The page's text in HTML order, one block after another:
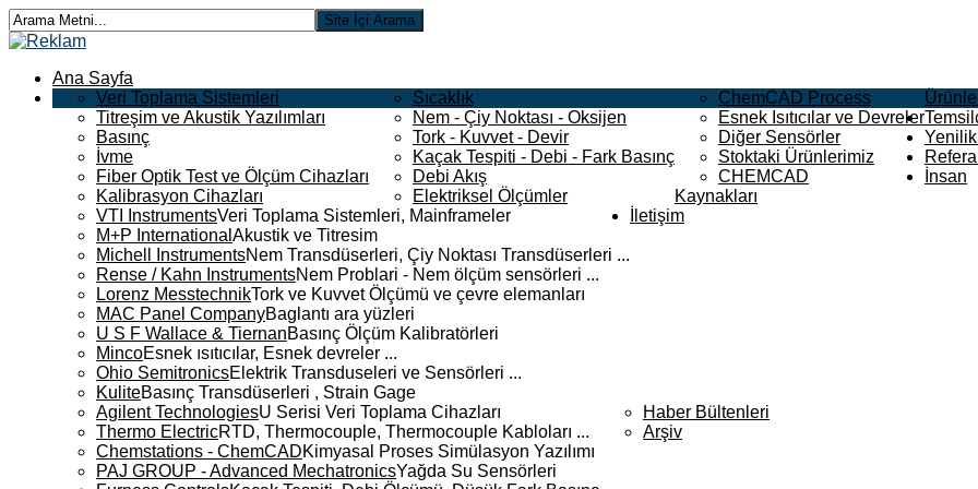
Ana Sayfa
Veri Toplama Sistemleri
Titreşim ve Akustik Yazılımları
Basınç
İvme
Fiber Optik Test ve Ölçüm Cihazları
Kalibrasyon Cihazları
Sıcaklık
Nem - Çiy Noktası - Oksijen
Tork - Kuvvet - Devir
Kaçak Tespiti - Debi - Fark Basınç
Debi Akış
Elektriksel Ölçümler
ChemCAD Process
Esnek Isıtıcılar ve Devreler
Diğer Sensörler
Stoktaki Ürünlerimiz
CHEMCAD
VTI InstrumentsVeri Toplama Sistemleri, Mainframeler
M+P International Akustik ve Titresim
Michell InstrumentsNem Transdüserleri, Çiy Noktası Transdüserleri ...
Rense / Kahn InstrumentsNem Problari - Nem ölçüm sensörleri ...
Lorenz MesstechnikTork ve Kuvvet Ölçümü ve çevre elemanları
MAC Panel CompanyBaglantı ara yüzleri
U S F Wallace & TiernanBasınç Ölçüm Kalibratörleri
MincoEsnek ısıtıcılar, Esnek devreler ...
Ohio SemitronicsElektrik Transduseleri ve Sensörleri ...
KuliteBasınç Transdüserleri , Strain Gage
Agilent TechnologiesU Serisi Veri Toplama Cihazları
Thermo ElectricRTD, Thermocouple, Thermocouple Kabloları ...
Chemstations - ChemCADKimyasal Proses Simülasyon Yazılımı
PAJ GROUP - Advanced MechatronicsYağda Su Sensörleri
Haber Bültenleri
Arşiv
İnsan
Kaynakları
İletişim